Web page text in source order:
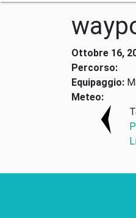
Ottobre 16,
Percorso:
Equipaggio:
Meteo: